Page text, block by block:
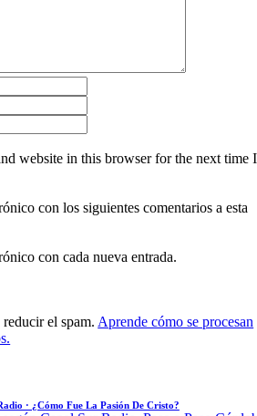
website in this browser for the next time I
con los siguientes comentarios a esta
con cada nueva entrada.
reducir el spam.Aprende cómo se procesan
· ¿Cómo Fue La Pasión De Cristo?